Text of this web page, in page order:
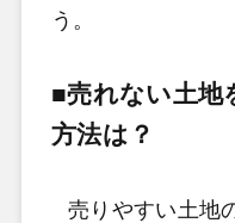
う。
■売れない土地
方法は？
売りやすい土地